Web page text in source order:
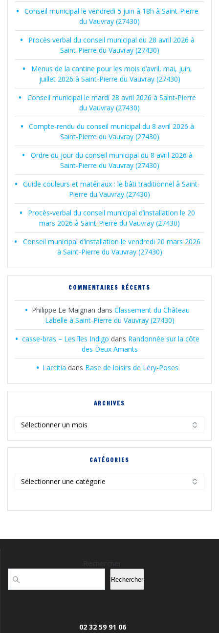
Conseil municipal le vendredi 5 juin à 18h à Saint-Pierre
du Vauvray (27430)
Procès verbal du conseil municipal du 28 avril 2026 à
Saint-Pierre du Vauvray (27430)
Menus de la cantine pour les mois d’avril, mai, juin,
juillet 2026 à Saint-Pierre du Vauvray (27430)
Conseil municipal le mardi 28 avril 2026 à Saint-Pierre
du Vauvray (27430)
Compte-rendu du conseil municipal du 8 avril 2026 à
Saint-Pierre du Vauvray (27430)
Ordre du jour du conseil municipal du 8 avril 2026 à
Saint-Pierre du Vauvray (27430)
Guide couleurs et matériaux : le bâti traditionnel à Saint-
Pierre du Vauvray (27430)
Procès-verbal du conseil municipal d’installation le 20
mars 2026 à Saint-Pierre du Vauvray (27430)
Conseil municipal d’installation le vendredi 20 mars 2026
à Saint-Pierre du Vauvray (27430)
COMMENTAIRES RÉCENTS
Philippe Le Maignan dans Classement du Château
Labelle à Saint-Pierre du Vauvray (27430)
casse-bras – Les îles Indigo dans Randonnée sur la côte
des Deux Amants
Laetitia dans Base de loisirs de Léry-Poses
ARCHIVES
CATÉGORIES
Rechercher
02 32 59 91 06